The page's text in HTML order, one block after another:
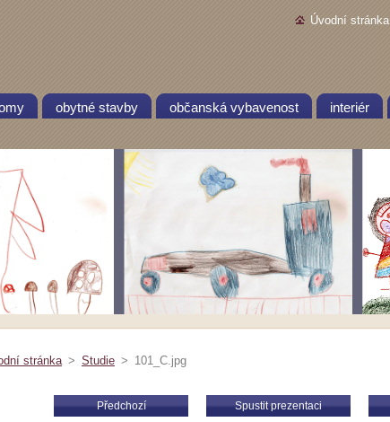
Úvodní stránka
obytné stavby občanská vybavenost interiér
stránka > Studie > 101_C.jpg
Předchozí Spustit prezentaci